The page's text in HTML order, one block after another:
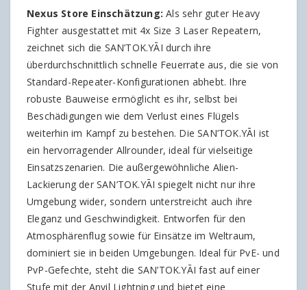
Nexus Store Einschätzung: Als sehr guter Heavy
Fighter ausgestattet mit 4x Size 3 Laser Repeatern,
zeichnet sich die SAN’TOK.YĀI durch ihre
überdurchschnittlich schnelle Feuerrate aus, die sie von
Standard-Repeater-Konfigurationen abhebt. Ihre
robuste Bauweise ermöglicht es ihr, selbst bei
Beschädigungen wie dem Verlust eines Flügels
weiterhin im Kampf zu bestehen. Die SAN’TOK.YĀI ist
ein hervorragender Allrounder, ideal für vielseitige
Einsatzszenarien. Die außergewöhnliche Alien-
Lackierung der SAN’TOK.YĀI spiegelt nicht nur ihre
Umgebung wider, sondern unterstreicht auch ihre
Eleganz und Geschwindigkeit. Entworfen für den
Atmosphärenflug sowie für Einsätze im Weltraum,
dominiert sie in beiden Umgebungen. Ideal für PvE- und
PvP-Gefechte, steht die SAN’TOK.YĀI fast auf einer
Stufe mit der Anvil Lightning und bietet eine